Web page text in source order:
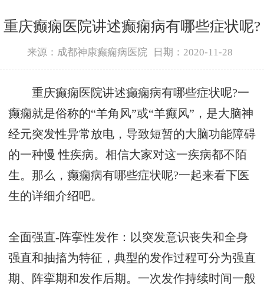
重庆癫痫医院讲述癫痫病有哪些症状呢?
来源：成都神康癫痫病医院 日期：2020-11-28
重庆癫痫医院讲述癫痫病有哪些症状呢?一
癫痫就是俗称的“羊角风”或“羊癫风”，是大脑神
经元突发性异常放电，导致短暂的大脑功能障碍
的一种慢 性疾病。相信大家对这一疾病都不陌
生。那么，癫痫病有哪些症状呢?一起来看下医
生的详细介绍吧。
全面强直-阵挛性发作：以突发意识丧失和全身
强直和抽搐为特征，典型的发作过程可分为强直
期、阵挛期和发作后期。一次发作持续时间一般